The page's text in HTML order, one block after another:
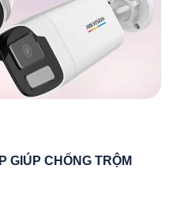
GIÚP CHỐNG TRỘM